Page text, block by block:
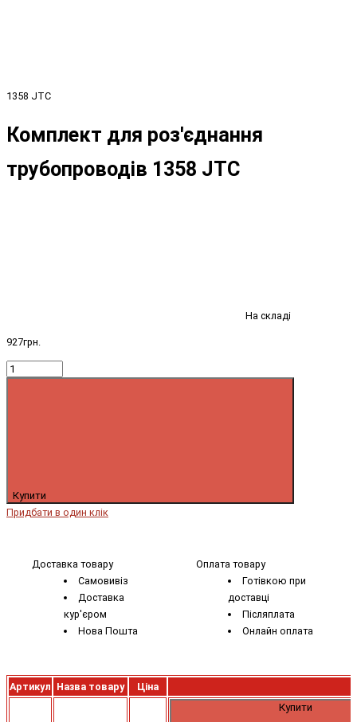
1358 JTC
Комплект для роз'єднання
трубопроводів 1358 JTC
На складі
927грн.
Купити
Придбати в один клік
Доставка товару
Самовивіз
Доставка
кур'єром
Нова Пошта
Оплата товару
Готівкою при
доставці
Післяплата
Онлайн оплата
Артикул Назва товару Ціна
Купити